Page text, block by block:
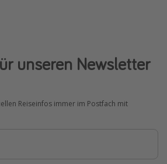
unseren Newsletter
Reiseinfos immer im Postfach mit